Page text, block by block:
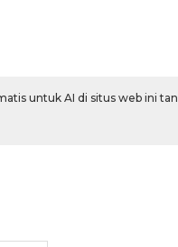
untuk AI di situs web ini